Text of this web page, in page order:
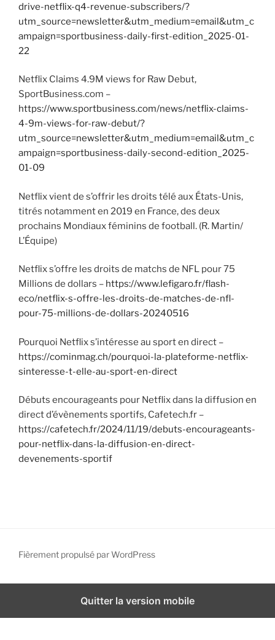
drive-netflix-q4-revenue-subscribers/?
utm_source=newsletter&utm_medium=email&utm_c
ampaign=sportbusiness-daily-first-edition_2025-01-
22
Netflix Claims 4.9M views for Raw Debut,
SportBusiness.com –
https://www.sportbusiness.com/news/netflix-claims-
4-9m-views-for-raw-debut/?
utm_source=newsletter&utm_medium=email&utm_c
ampaign=sportbusiness-daily-second-edition_2025-
01-09
Netflix vient de s’offrir les droits télé aux États-Unis,
titrés notamment en 2019 en France, des deux
prochains Mondiaux féminins de football. (R. Martin/
L’Équipe)
Netflix s’offre les droits de matchs de NFL pour 75
Millions de dollars – https://www.lefigaro.fr/flash-
eco/netflix-s-offre-les-droits-de-matches-de-nfl-
pour-75-millions-de-dollars-20240516
Pourquoi Netflix s’intéresse au sport en direct –
https://cominmag.ch/pourquoi-la-plateforme-netflix-
sinteresse-t-elle-au-sport-en-direct
Débuts encourageants pour Netflix dans la diffusion en
direct d’évènements sportifs, Cafetech.fr –
https://cafetech.fr/2024/11/19/debuts-encourageants-
pour-netflix-dans-la-diffusion-en-direct-
devenements-sportif
Fièrement propulsé par WordPress
Quitter la version mobile